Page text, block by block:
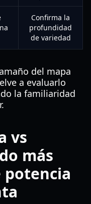
Confirma la
profundidad
de variedad
del mapa
a evaluarlo
la familiaridad
vs
más
potencia